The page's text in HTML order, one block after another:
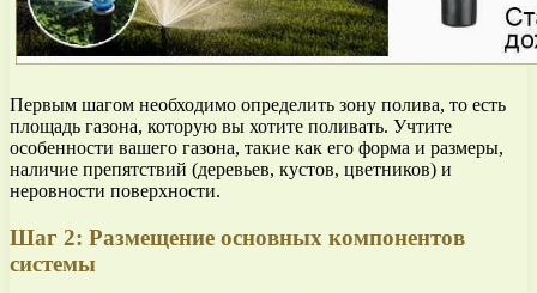
Первым шагом необходимо определить зону полива, то есть
площадь газона, которую вы хотите поливать. Учтите
особенности вашего газона, такие как его форма и размеры,
наличие препятствий (деревьев, кустов, цветников) и
неровности поверхности.
Шаг 2: Размещение основных компонентов
системы